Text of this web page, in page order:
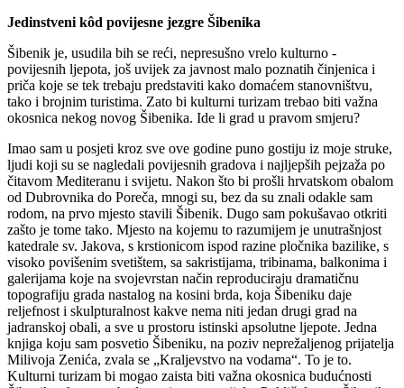
Jedinstveni kôd povijesne jezgre Šibenika
Šibenik je, usudila bih se reći, nepresušno vrelo kulturno -
povijesnih ljepota, još uvijek za javnost malo poznatih činjenica i
priča koje se tek trebaju predstaviti kako domaćem stanovništvu,
tako i brojnim turistima. Zato bi kulturni turizam trebao biti važna
okosnica nekog novog Šibenika. Ide li grad u pravom smjeru?
Imao sam u posjeti kroz sve ove godine puno gostiju iz moje struke,
ljudi koji su se nagledali povijesnih gradova i najljepših pejzaža po
čitavom Mediteranu i svijetu. Nakon što bi prošli hrvatskom obalom
od Dubrovnika do Poreča, mnogi su, bez da su znali odakle sam
rodom, na prvo mjesto stavili Šibenik. Dugo sam pokušavao otkriti
zašto je tome tako. Mjesto na kojemu to razumijem je unutrašnjost
katedrale sv. Jakova, s krstionicom ispod razine pločnika bazilike, s
visoko povišenim svetištem, sa sakristijama, tribinama, balkonima i
galerijama koje na svojevrstan način reproduciraju dramatičnu
topografiju grada nastalog na kosini brda, koja Šibeniku daje
reljefnost i skulpturalnost kakve nema niti jedan drugi grad na
jadranskoj obali, a sve u prostoru istinski apsolutne ljepote. Jedna
knjiga koju sam posvetio Šibeniku, na poziv neprežaljenog prijatelja
Milivoja Zenića, zvala se „Kraljevstvo na vodama“. To je to.
Kulturni turizam bi mogao zaista biti važna okosnica budućnosti